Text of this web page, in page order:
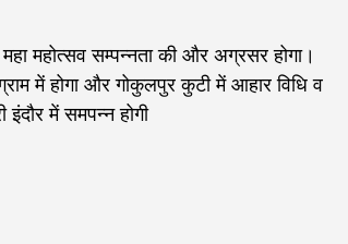
महोत्सव सम्पन्नता की और अग्रसर होगा।
में होगा और गोकुलपुर कुटी में आहार विधि व
इंदौर में समपन्न होगी